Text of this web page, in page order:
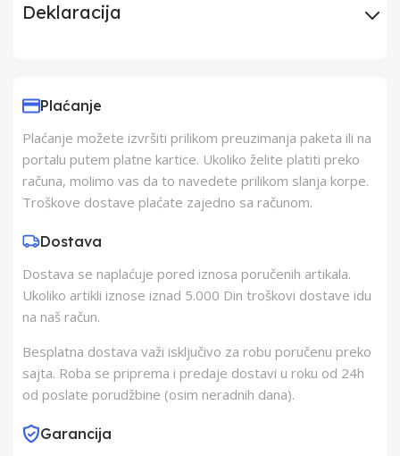
Deklaracija
Zemlja Porekla Srbija
Zemlja Uvoza
Barkod 8019250000441
Plaćanje
Plaćanje možete izvršiti prilikom preuzimanja paketa ili na
portalu putem platne kartice. Ukoliko želite platiti preko
računa, molimo vas da to navedete prilikom slanja korpe.
Troškove dostave plaćate zajedno sa računom.
Dostava
Dostava se naplaćuje pored iznosa poručenih artikala.
Ukoliko artikli iznose iznad 5.000 Din troškovi dostave idu
na naš račun.
Besplatna dostava važi isključivo za robu poručenu preko
sajta. Roba se priprema i predaje dostavi u roku od 24h
od poslate porudžbine (osim neradnih dana).
Garancija